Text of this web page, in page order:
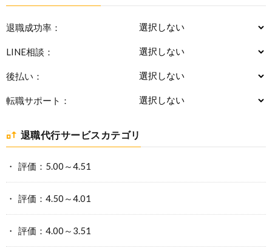
退職成功率：
LINE相談：
後払い：
転職サポート：
退職代行サービスカテゴリ
評価：5.00～4.51
評価：4.50～4.01
評価：4.00～3.51